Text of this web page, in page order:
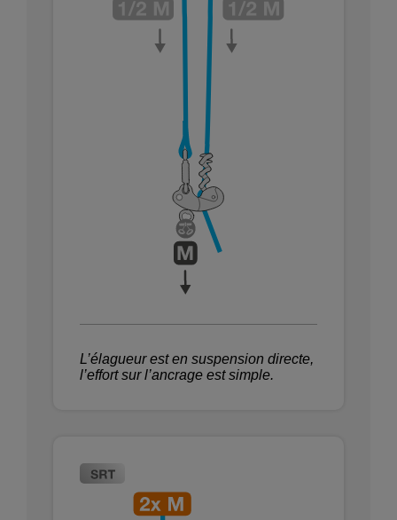
L’élagueur est en suspension directe,
l’effort sur l’ancrage est simple.